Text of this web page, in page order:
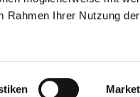
Rahmen Ihrer Nutzung